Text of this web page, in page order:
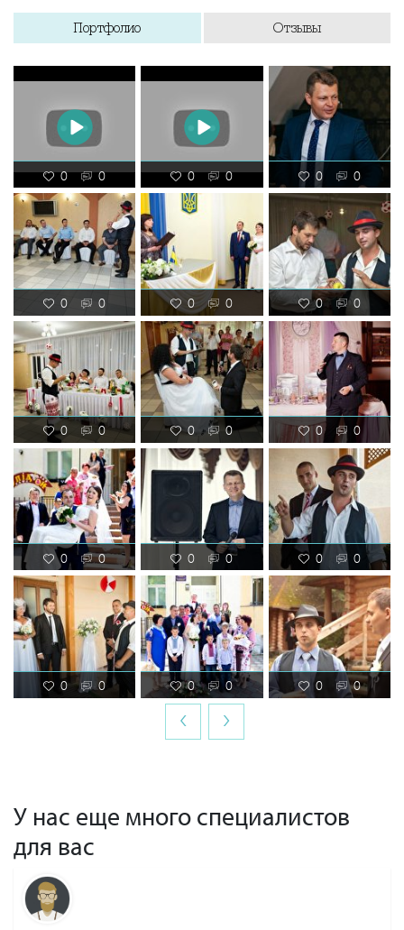
Портфолио Отзывы
0 0 0 0 0 0
0 0 0 0 0 0
0 0 0 0 0 0
0 0 0 0 0 0
0 0 0 0 0 0
‹ ›
У нас еще много специалистов
для вас